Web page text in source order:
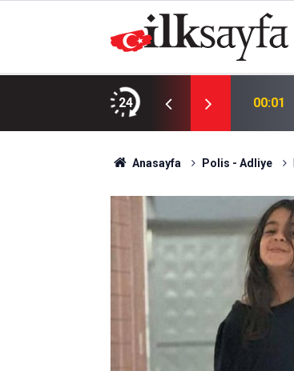
24 00:01
Anasayfa Polis - Adliye